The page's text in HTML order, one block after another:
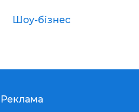
Шоу-бізнес
Реклама